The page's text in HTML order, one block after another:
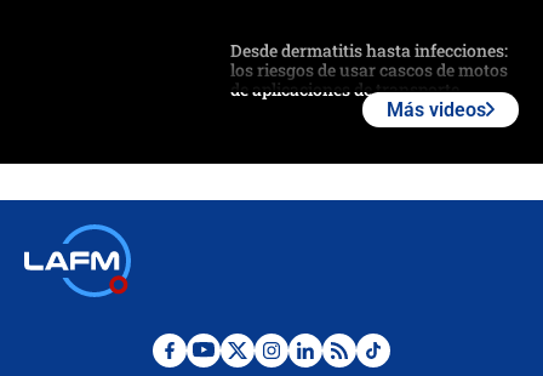
Desde dermatitis hasta infecciones:
los riesgos de usar cascos de motos
de aplicaciones de transporte
celular? Requisitos, pasos y
Posesión de Abelardo De La Espriella
Más videos